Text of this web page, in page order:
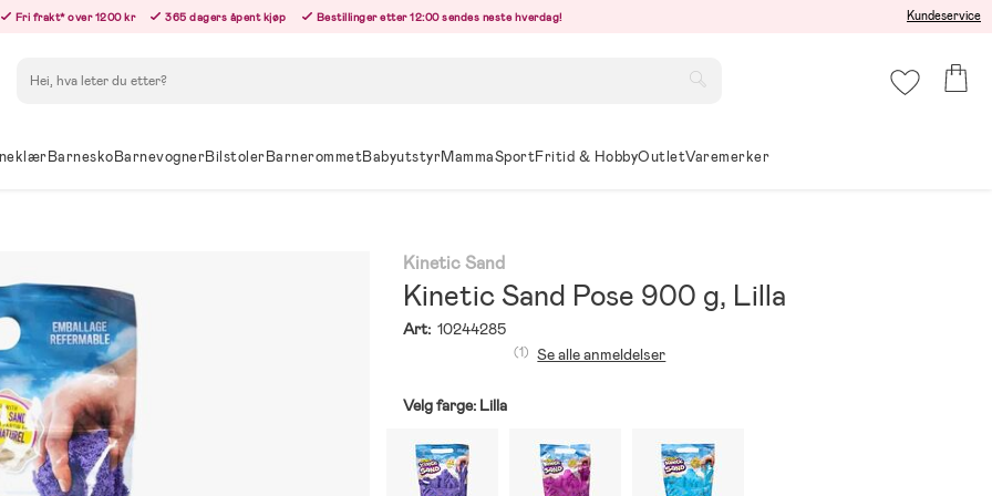
Fri frakt* over 1200 kr 365 dagers åpent kjøp Bestillinger etter 12:00 sendes neste hverdag! Kundeservice
BarneskoBarnevognerBilstolerBarnerommetBabyutstyrMammaSportFritid & HobbyOutletVaremerker
Kinetic Sand
Kinetic Sand Pose 900 g, Lilla
Art: 10244285
(1) Se alle anmeldelser
Velg farge: Lilla